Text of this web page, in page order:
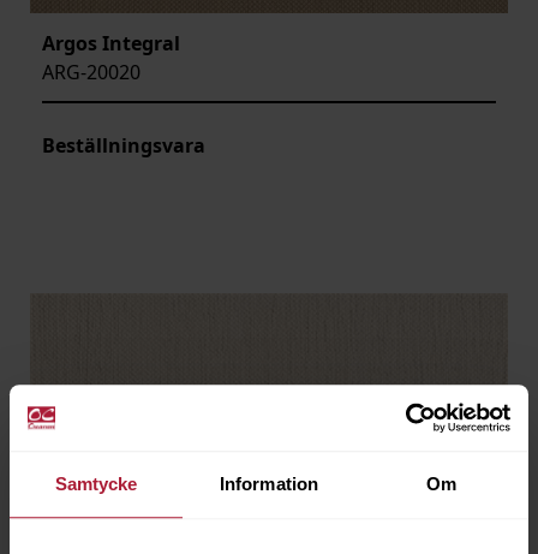
Samtycke Information Om
Argos Integral
ARG-20020
Beställningsvara